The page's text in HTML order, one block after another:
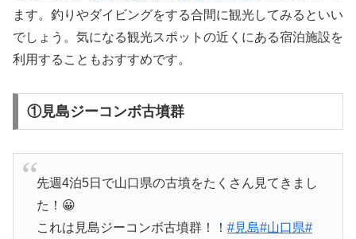
ます。釣りやダイビングをする合間に観光してみるといい
でしょう。気になる観光スポットの近くにある宿泊施設を
利用することもおすすめです。
①見島ジーコンボ古墳群
先週4泊5日で山口県の古墳をたくさん見てきまし
た！😀
これは見島ジーコンボ古墳群！！ #見島#山口県#